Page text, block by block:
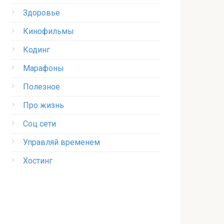
Здоровье
Кинофильмы
Кодинг
Марафоны
Полезное
Про жизнь
Соц сети
Управляй временем
Хостинг